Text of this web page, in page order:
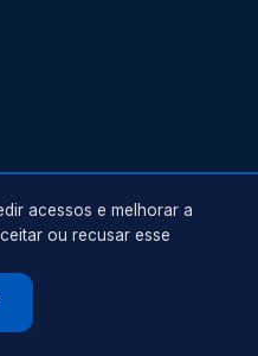
os direitos reservados.
acessos e melhorar a
ou recusar esse